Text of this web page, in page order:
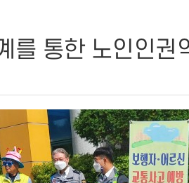
를 통한 노인인권